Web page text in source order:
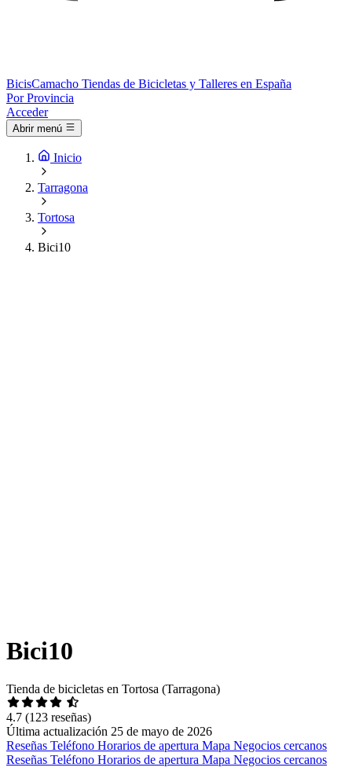
BicisCamacho Tiendas de Bicicletas y Talleres en España
Por Provincia
Acceder
Abrir menú
Inicio
Tarragona
Tortosa
Bici10
Bici10
Tienda de bicicletas en Tortosa (Tarragona)
4.7 (123 reseñas)
Última actualización 25 de mayo de 2026
Reseñas Teléfono Horarios de apertura Mapa Negocios cercanos
Reseñas Teléfono Horarios de apertura Mapa Negocios cercanos